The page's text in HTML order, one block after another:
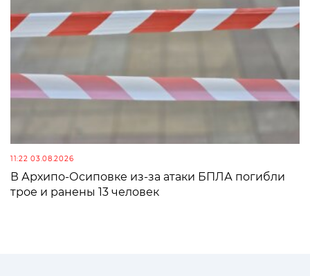
11:22 03.08.2026
В Архипо-Осиповке из-за атаки БПЛА погибли
трое и ранены 13 человек